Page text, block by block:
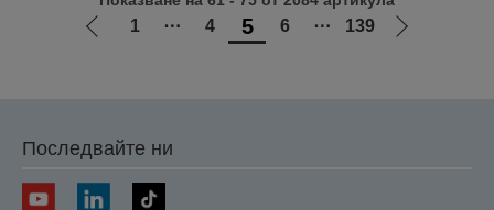
Отиди
1 ⋯ 4 5 6 ⋯ 139
Отиди
Последвайте ни